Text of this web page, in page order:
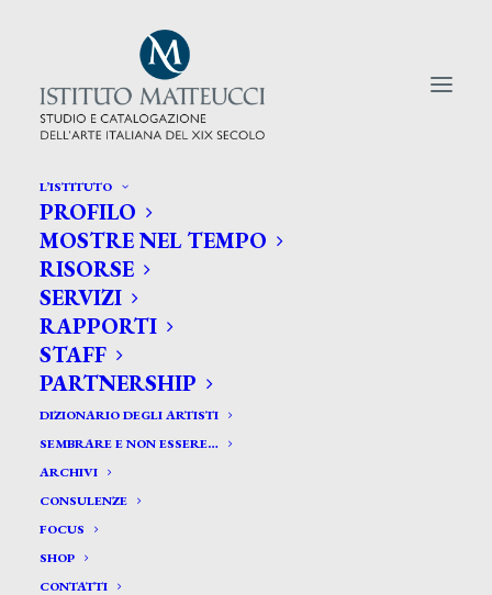
L’ISTITUTO
PROFILO
MOSTRE NEL TEMPO
RISORSE
SERVIZI
RAPPORTI
STAFF
PARTNERSHIP
DIZIONARIO DEGLI ARTISTI
SEMBRARE E NON ESSERE…
ARCHIVI
CONSULENZE
FOCUS
SHOP
CONTATTI
CERCA TRA GLI ARTISTI:
Search
for:
De Simone Tommaso